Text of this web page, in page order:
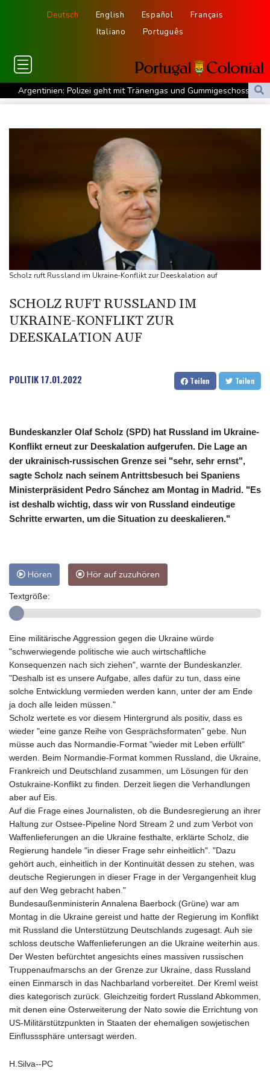
Deutsch English Español
Français
Italiano
Português
Argentinien: Polizei geht mit Tränengas und Gummigeschossen
gegen Proteste vor
Grindel erwartet nahendes Ende der Ära Infantino
Regierung will bei Klimaschutz vorerst nicht nachsteuern - Kritik
Hitze und Niedrigwasser: Städte- und Gemeindebund fordert
"nationalen Kraftakt"
Infantinos Investorenplan: FIFA-Experte fordert Aufarbeitung
Biathlon-Olympiasieger Jacquelin wird Teilzeit-Radprofi
Kircher: VAR nicht "zu kleinteilig" einsetzen
Kreise: Türkei will mit Pakistan und Saudi-Arabien
Sprengstoff-Drohne am Leipziger Flughafen:
Bundesanwaltschaft übernimmt Ermittlungen
Scholz ruft Russland im Ukraine-Konflikt zur Deeskalation auf
SCHOLZ RUFT RUSSLAND IM
UKRAINE-KONFLIKT ZUR
DEESKALATION AUF
POLITIK17.01.2022 Teilen Teilen
Bundeskanzler Olaf Scholz (SPD) hat Russland im Ukraine-
Konflikt erneut zur Deeskalation aufgerufen. Die Lage an
der ukrainisch-russischen Grenze sei "sehr, sehr ernst",
sagte Scholz nach seinem Antrittsbesuch bei Spaniens
Ministerpräsident Pedro Sánchez am Montag in Madrid. "Es
ist deshalb wichtig, dass wir von Russland eindeutige
Schritte erwarten, um die Situation zu deeskalieren."
Hören Hör auf zuzuhören
Textgröße:
Eine militärische Aggression gegen die Ukraine würde
"schwerwiegende politische wie auch wirtschaftliche
Konsequenzen nach sich ziehen", warnte der Bundeskanzler.
"Deshalb ist es unsere Aufgabe, alles dafür zu tun, dass eine
solche Entwicklung vermieden werden kann, unter der am Ende
ja doch alle leiden müssen."
Scholz wertete es vor diesem Hintergrund als positiv, dass es
wieder "eine ganze Reihe von Gesprächsformaten" gebe. Nun
müsse auch das Normandie-Format "wieder mit Leben erfüllt"
werden. Beim Normandie-Format kommen Russland, die Ukraine,
Frankreich und Deutschland zusammen, um Lösungen für den
Ostukraine-Konflikt zu finden. Derzeit liegen die Verhandlungen
aber auf Eis.
Auf die Frage eines Journalisten, ob die Bundesregierung an ihrer
Haltung zur Ostsee-Pipeline Nord Stream 2 und zum Verbot von
Waffenlieferungen an die Ukraine festhalte, erklärte Scholz, die
Regierung handele "in dieser Frage sehr einheitlich". "Dazu
gehört auch, einheitlich in der Kontinuität dessen zu stehen, was
deutsche Regierungen in dieser Frage in der Vergangenheit klug
auf den Weg gebracht haben."
Bundesaußenministerin Annalena Baerbock (Grüne) war am
Montag in die Ukraine gereist und hatte der Regierung im Konflikt
mit Russland die Unterstützung Deutschlands zugesagt. Auh sie
schloss deutsche Waffenlieferungen an die Ukraine weiterhin aus.
Der Westen befürchtet angesichts eines massiven russischen
Truppenaufmarschs an der Grenze zur Ukraine, dass Russland
einen Einmarsch in das Nachbarland vorbereitet. Der Kreml weist
dies kategorisch zurück. Gleichzeitig fordert Russland Abkommen,
mit denen eine Osterweiterung der Nato sowie die Errichtung von
US-Militärstützpunkten in Staaten der ehemaligen sowjetischen
Einflusssphäre untersagt werden.
H.Silva--PC